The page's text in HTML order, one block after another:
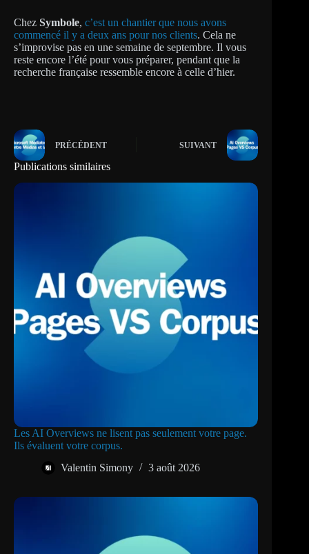
Chez Symbole, c’est un chantier que nous avons
commencé il y a deux ans pour nos clients. Cela ne
s’improvise pas en une semaine de septembre. Il vous
reste encore l’été pour vous préparer, pendant que la
recherche française ressemble encore à celle d’hier.
PRÉCÉDENT SUIVANT
Publications similaires
Les AI Overviews ne lisent pas seulement votre page.
Ils évaluent votre corpus.
Valentin Simony
3 août 2026